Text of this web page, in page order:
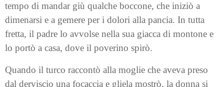
tempo di mandar giù qualche boccone, che iniziò a
dimenarsi e a gemere per i dolori alla pancia. In tutta
fretta, il padre lo avvolse nella sua giacca di montone e
lo portò a casa, dove il poverino spirò.
Quando il turco raccontò alla moglie che aveva preso
dal derviscio una focaccia e gliela mostrò, la donna si